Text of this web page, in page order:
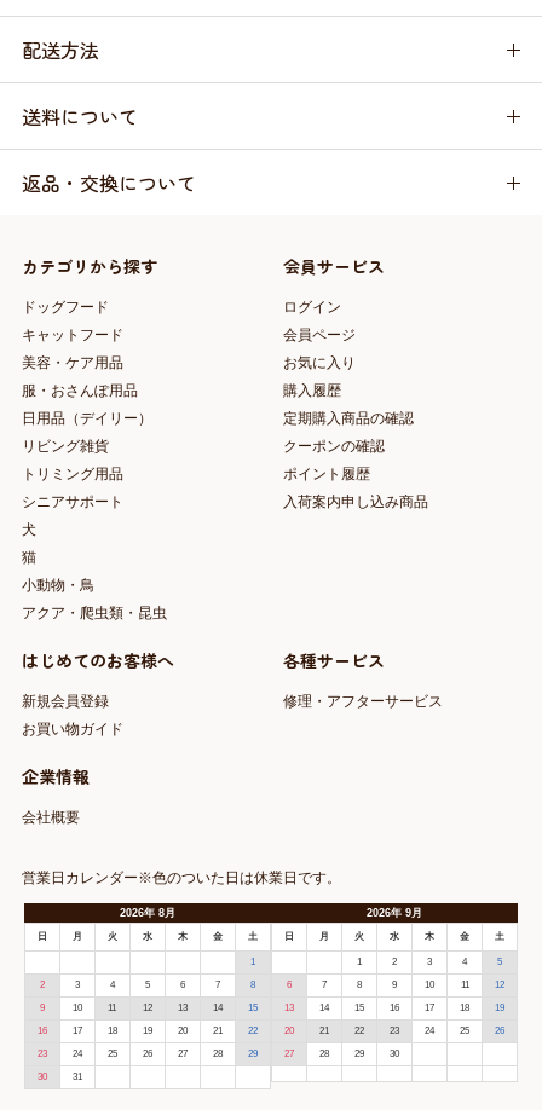
配送方法
送料について
返品・交換について
カテゴリから探す
ドッグフード
キャットフード
美容・ケア用品
服・おさんぽ用品
日用品（デイリー）
リビング雑貨
トリミング用品
シニアサポート
犬
猫
小動物・鳥
アクア・爬虫類・昆虫
会員サービス
ログイン
会員ページ
お気に入り
購入履歴
定期購入商品の確認
クーポンの確認
ポイント履歴
入荷案内申し込み商品
はじめてのお客様へ
新規会員登録
お買い物ガイド
各種サービス
修理・アフターサービス
企業情報
会社概要
営業日カレンダー※色のついた日は休業日です。
2026年 8月
日 月 火 水 木 金 土
1
2 3 4 5 6 7 8
9 10 11 12 13 14 15
16 17 18 19 20 21 22
23 24 25 26 27 28 29
30 31
2026年9月
日 月 火 水 木 金 土
1 2 3 4 5
6 7 8 9 10 11 12
13 14 15 16 17 18 19
20 21 22 23 24 25 26
27 28 29 30